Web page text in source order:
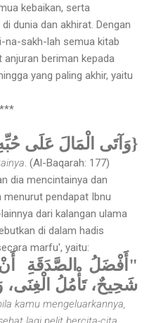
kebaikan, serta
dunia dan akhirat. Dengan
na-sakh-lah semua kitab
beriman kepada
yang paling akhir, yaitu
{وَآتَى الْمَالَ عَلَى
. (Al-Baqarah: 177)
dia mencintainya dan
menurut pendapat Ibnu
dari kalangan ulama
di dalam hadis
marfu', yaitu:
"أَفْضَلُ الصَّدَقَةِ
شَحِيحٌ، تَأْمُلُ
kamu mengeluarkannya,